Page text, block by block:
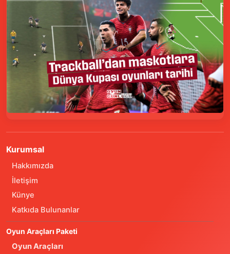
Kurumsal
Hakkımızda
İletişim
Künye
Katkıda Bulunanlar
Oyun Araçları Paketi
Oyun Araçları